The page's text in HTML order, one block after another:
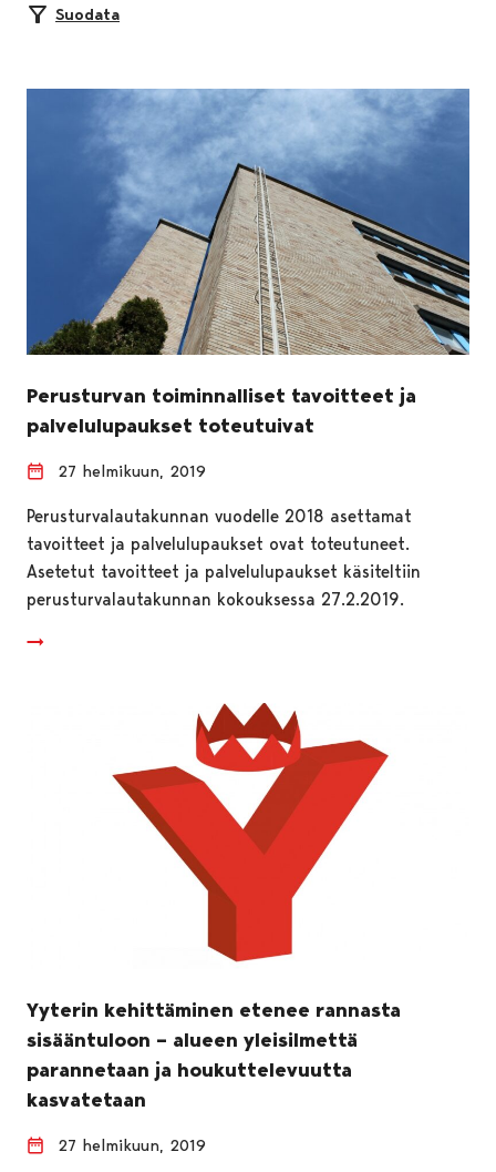
Suodata
Perusturvan toiminnalliset tavoitteet ja
palvelulupaukset toteutuivat
27 helmikuun, 2019
Perusturvalautakunnan vuodelle 2018 asettamat
tavoitteet ja palvelulupaukset ovat toteutuneet.
Asetetut tavoitteet ja palvelulupaukset käsiteltiin
perusturvalautakunnan kokouksessa 27.2.2019.
Yyterin kehittäminen etenee rannasta
sisääntuloon – alueen yleisilmettä
parannetaan ja houkuttelevuutta
kasvatetaan
27 helmikuun, 2019